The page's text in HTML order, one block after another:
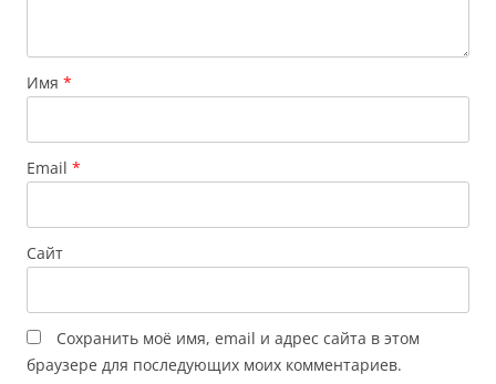
Имя *
Email *
Сайт
Сохранить моё имя, email и адрес сайта в этом
браузере для последующих моих комментариев.